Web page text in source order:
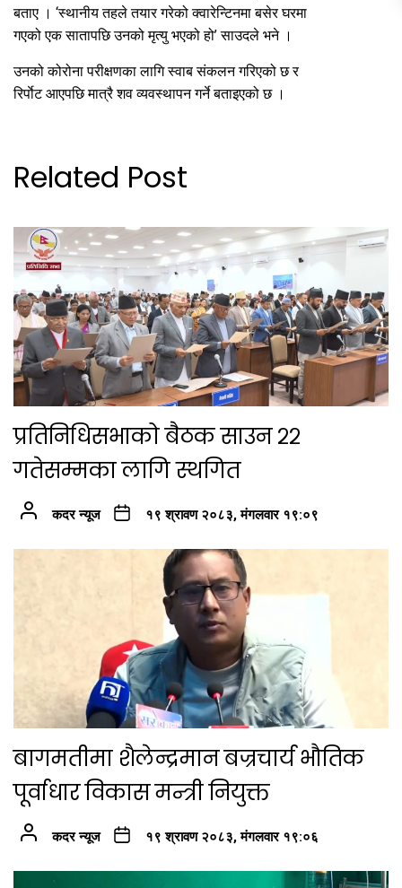
बताए । ‘स्थानीय तहले तयार गरेको क्वारेन्टिनमा बसेर घरमा
गएको एक सातापछि उनको मृत्यु भएको हो’ साउदले भने ।
उनको कोरोना परीक्षणका लागि स्वाब संकलन गरिएको छ र
रिर्पाेट आएपछि मात्रै शव व्यवस्थापन गर्ने बताइएको छ ।
Related Post
प्रतिनिधिसभाको बैठक साउन २२
गतेसम्मका लागि स्थगित
कदर न्यूज १९ श्रावण २०८३, मंगलवार १९:०९
बागमतीमा शैलेन्द्रमान बज्रचार्य भौतिक
पूर्वाधार विकास मन्त्री नियुक्त
कदर न्यूज १९ श्रावण २०८३, मंगलवार १९:०६